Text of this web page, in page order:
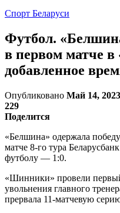
Спорт Беларуси
Футбол.
в первом матче в
добавленное
Опубликовано Май 14, 2023
229
Поделится
«Белшина» одержала
матче 8-го тура
футболу — 1:0.
«Шинники» провели
увольнения главного
прервала 11-матчевую